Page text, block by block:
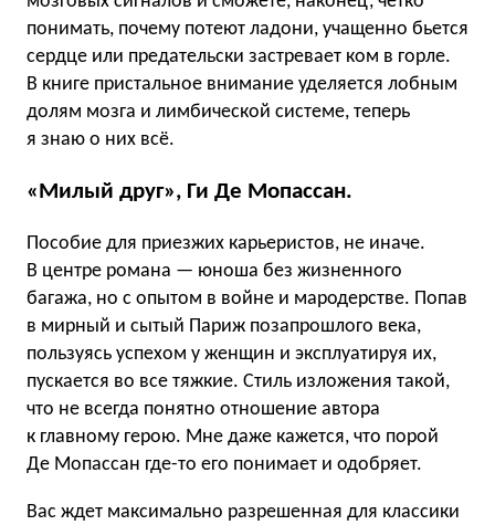
понимать, почему потеют ладони, учащенно бьется
сердце или предательски застревает ком в горле.
В книге пристальное внимание уделяется лобным
долям мозга и лимбической системе, теперь
я знаю о них всё.
«Милый друг», Ги Де Мопассан.
Пособие для приезжих карьеристов, не иначе.
В центре романа — юноша без жизненного
багажа, но с опытом в войне и мародерстве. Попав
в мирный и сытый Париж позапрошлого века,
пользуясь успехом у женщин и эксплуатируя их,
пускается во все тяжкие. Стиль изложения такой,
что не всегда понятно отношение автора
к главному герою. Мне даже кажется, что порой
Де Мопассан где-то его понимает и одобряет.
Вас ждет максимально разрешенная для классики